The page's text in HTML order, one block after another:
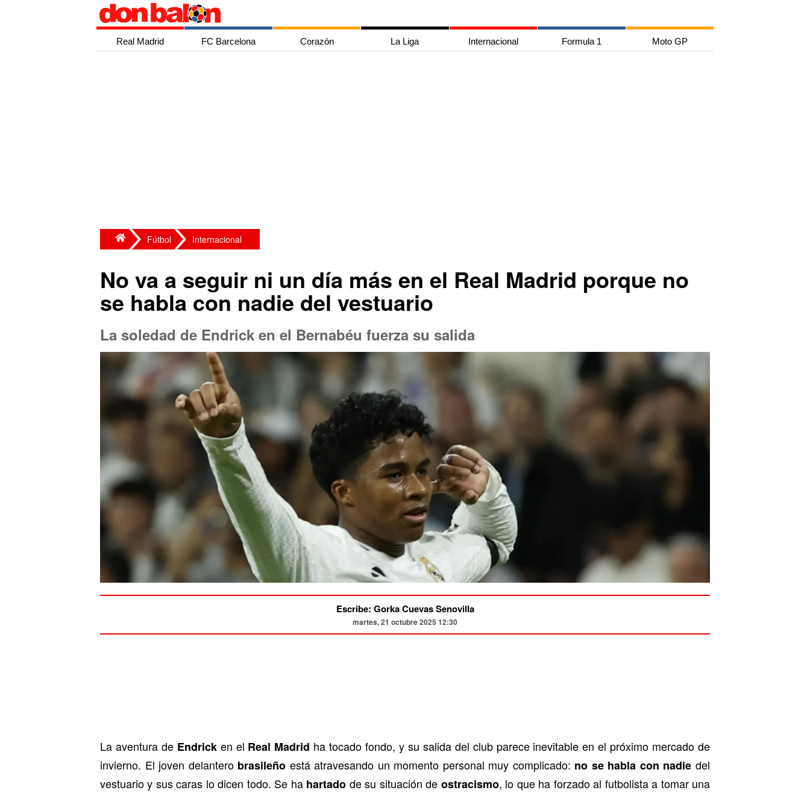
Real Madrid FC Barcelona Corazón La Liga Internacional Formula 1 Moto GP
Fútbol Internacional
No va a seguir ni un día más en el Real Madrid porque no
se habla con nadie del vestuario
La soledad de Endrick en el Bernabéu fuerza su salida
Escribe: Gorka Cuevas Senovilla
martes, 21 octubre 2025 12:30
La aventura de Endricken el Real Madrid ha tocado fondo, y su salida del club parece inevitable en el próximo mercado de
invierno. El joven delantero brasileño está atravesando un momento personal muy complicado: no se habla con nadie del
vestuario y sus caras lo dicen todo. Se ha hartado de su situación de ostracismo, lo que ha forzado al futbolista a tomar una